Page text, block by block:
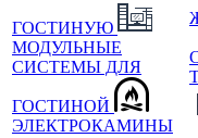
ГОСТИНУЮ
МОДУЛЬНЫЕ
СИСТЕМЫ ДЛЯ
ГОСТИНОЙ
ЭЛЕКТРОКАМИНЫ